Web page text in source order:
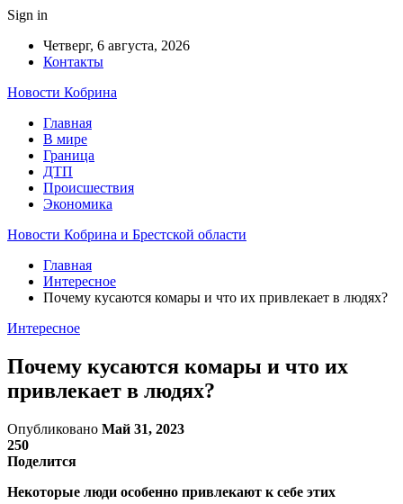
Sign in
Четверг, 6 августа, 2026
Контакты
Новости Кобрина
Главная
В мире
Граница
ДТП
Происшествия
Экономика
Новости Кобрина и Брестской области
Главная
Интересное
Почему кусаются комары и что их привлекает в людях?
Интересное
Почему кусаются комары и что их
привлекает в людях?
Опубликовано Май 31, 2023
250
Поделится
Некоторые люди особенно привлекают к себе этих